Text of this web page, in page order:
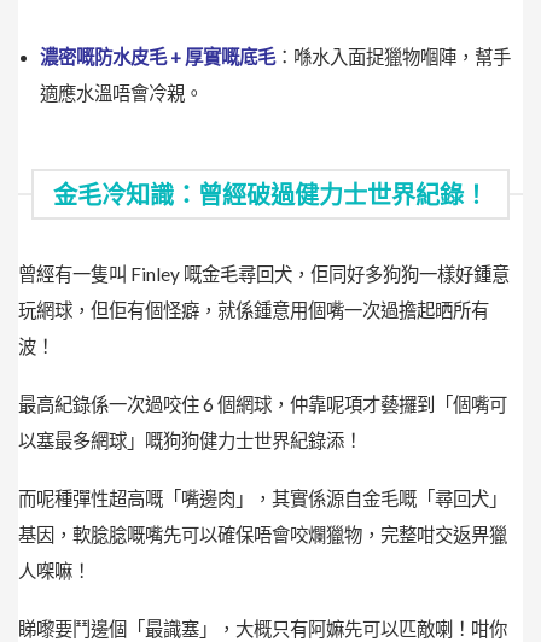
濃密嘅防水皮毛 + 厚實嘅底毛：喺水入面捉獵物嗰陣，幫手
適應水溫唔會冷親。
金毛冷知識：曾經破過健力士世界紀錄！
曾經有一隻叫 Finley 嘅金毛尋回犬，佢同好多狗狗一樣好鍾意
玩網球，但佢有個怪癖，就係鍾意用個嘴一次過擔起晒所有
波！
最高紀錄係一次過咬住 6 個網球，仲靠呢項才藝攞到「個嘴可
以塞最多網球」嘅狗狗健力士世界紀錄添！
而呢種彈性超高嘅「嘴邊肉」，其實係源自金毛嘅「尋回犬」
基因，軟腍腍嘅嘴先可以確保唔會咬爛獵物，完整咁交返畀獵
人㗎嘛！
睇嚟要鬥邊個「最識塞」，大概只有阿嫲先可以匹敵喇！咁你